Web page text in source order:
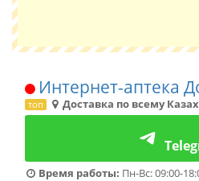
Интернет-аптека
топ Доставка по всему
Время работы: Пн-Вс: 09:00-